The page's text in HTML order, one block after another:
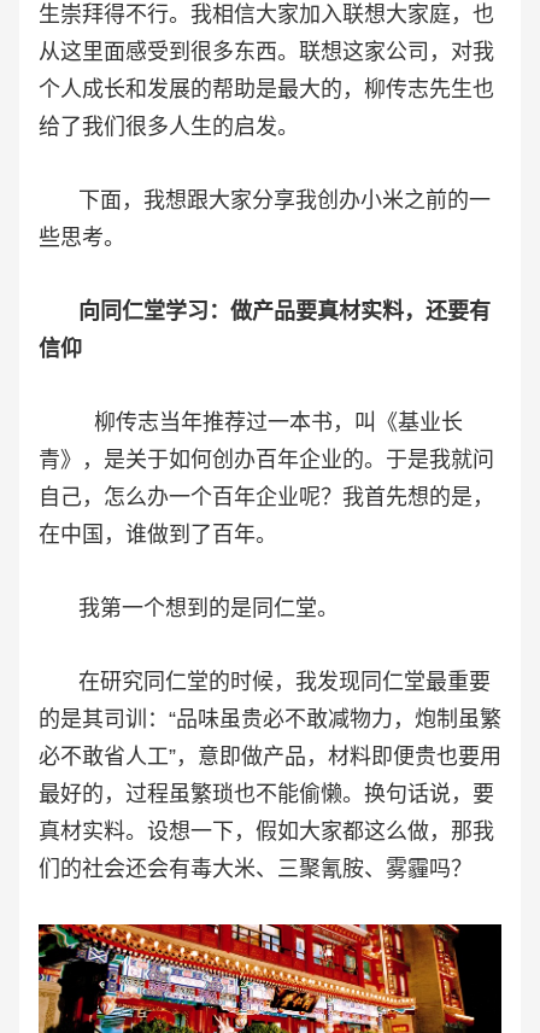
生崇拜得不行。我相信大家加入联想大家庭，也
从这里面感受到很多东西。联想这家公司，对我
个人成长和发展的帮助是最大的，柳传志先生也
给了我们很多人生的启发。
下面，我想跟大家分享我创办小米之前的一
些思考。
向同仁堂学习：做产品要真材实料，还要有
信仰
柳传志当年推荐过一本书，叫《基业长
青》，是关于如何创办百年企业的。于是我就问
自己，怎么办一个百年企业呢？我首先想的是，
在中国，谁做到了百年。
我第一个想到的是同仁堂。
在研究同仁堂的时候，我发现同仁堂最重要
的是其司训：“品味虽贵必不敢减物力，炮制虽繁
必不敢省人工”，意即做产品，材料即便贵也要用
最好的，过程虽繁琐也不能偷懒。换句话说，要
真材实料。设想一下，假如大家都这么做，那我
们的社会还会有毒大米、三聚氰胺、雾霾吗？